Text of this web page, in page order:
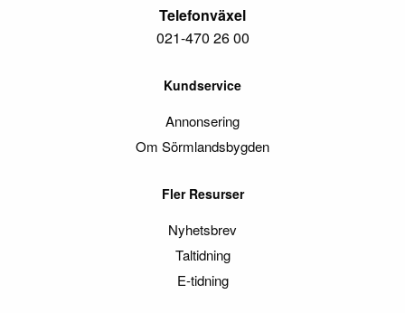
Telefonväxel
021-470 26 00
Kundservice
Annonsering
Om Sörmlandsbygden
Fler Resurser
Nyhetsbrev
Taltidning
E-tidning